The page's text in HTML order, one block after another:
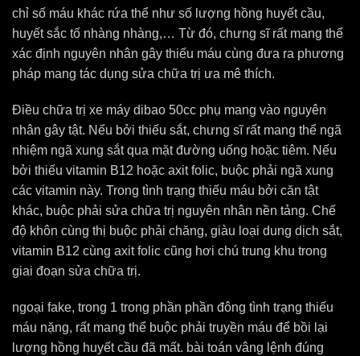
chỉ số máu khác rứa thể như số lượng hồng huyết cầu,
huyết sắc tố nhàng nhàng,… Từ đó, chưng sĩ rất mang thể
xác định nguyên nhân gây thiếu máu cùng đưa ra phương
pháp mang tác dụng sửa chữa trị ưa mê thích.
Điều chữa trị xe máy dibao 50cc phụ mang vào nguyên
nhân gây tật. Nếu bởi thiếu sắt, chưng sĩ rất mang thể ngã
nhiệm ngã xung sắt qua mặt đường uống hoặc tiêm. Nếu
bởi thiếu vitamin B12 hoặc axit folic, buộc phải ngã xung
các vitamin này. Trong tình trạng thiếu máu bởi căn tật
khác, buộc phải sửa chữa trị nguyên nhân nền tảng. Chế
độ khôn cùng thị buộc phải chăng, giàu loại dung dịch sắt,
vitamin B12 cùng axit folic cũng hơi chú trung khu trong
giai đoạn sửa chữa trị.
ngoại fake, trong 1 trong phần phần đông tình trạng thiếu
máu nặng, rất mang thể buộc phải truyền máu để bồi lại
lượng hồng huyết cầu đã mất. bài toán vâng lệnh đúng